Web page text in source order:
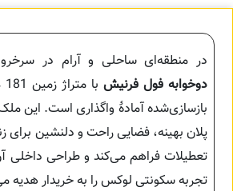
در منطقه‌ای ساحلی و آرام در
دوخوابه فول فرنیش
بازسازی‌شده آمادهٔ واگذاری است. این
پلان بهینه، فضایی راحت و دلنشین برای
تعطیلات فراهم می‌کند و طراحی داخلی
تجربه سکونتی لوکس را به خریدار هدیه